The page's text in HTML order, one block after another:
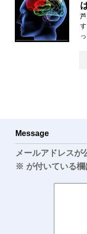
Message
メールアドレスが
※ が付いている